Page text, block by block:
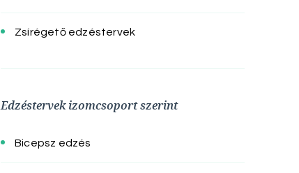
Zsírégető edzéstervek
Edzéstervek izomcsoport szerint
Bicepsz edzés